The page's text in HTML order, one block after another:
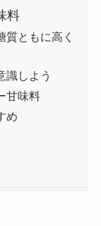
料
質ともに高く
識しよう
甘味料
め